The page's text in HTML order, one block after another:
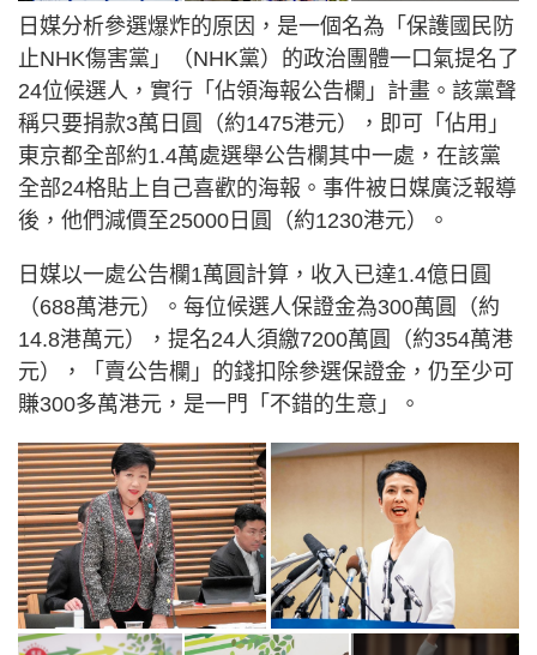
日媒分析參選爆炸的原因，是一個名為「保護國民防
止NHK傷害黨」（NHK黨）的政治團體一口氣提名了
24位候選人，實行「佔領海報公告欄」計畫。該黨聲
稱只要捐款3萬日圓（約1475港元），即可「佔用」
東京都全部約1.4萬處選舉公告欄其中一處，在該黨
全部24格貼上自己喜歡的海報。事件被日媒廣泛報導
後，他們減價至25000日圓（約1230港元）。
日媒以一處公告欄1萬圓計算，收入已達1.4億日圓
（688萬港元）。每位候選人保證金為300萬圓（約
14.8港萬元），提名24人須繳7200萬圓（約354萬港
元），「賣公告欄」的錢扣除參選保證金，仍至少可
賺300多萬港元，是一門「不錯的生意」。